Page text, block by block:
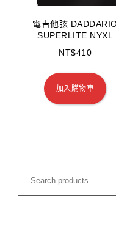
電吉他弦
SUPERLITE NYXL
NT$410
加入購物車